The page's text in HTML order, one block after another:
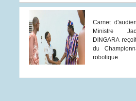
Carnet
Ministre
DINGARA
du
robotique